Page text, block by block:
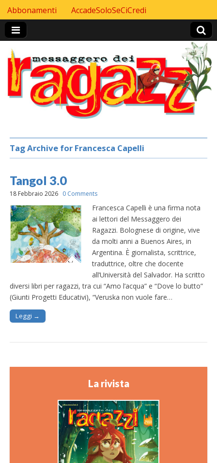
Header Top menu
Skip to content
Abbonamenti AccadeSoloSeCiCredi
Tag Archive for Francesca Capelli
Tangol 3.0
18 Febbraio 2026 0 Comments
Francesca Capelli è una firma nota
ai lettori del Messaggero dei
Ragazzi. Bolognese di origine, vive
da molti anni a Buenos Aires, in
Argentina. È giornalista, scrittrice,
traduttrice, oltre che docente
all’Università del Salvador. Ha scritto
diversi libri per ragazzi, tra cui “Amo l’acqua” e “Dove lo butto”
(Giunti Progetti Educativi), “Veruska non vuole fare…
Leggi →
La rivista